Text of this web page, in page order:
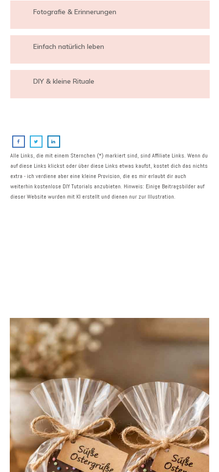
Alle Links, die mit einem Sternchen (*) markiert sind, sind Affiliate Links. Wenn du
auf diese Links klickst oder über diese Links etwas kaufst, kostet dich das nichts
extra - ich verdiene aber eine kleine Provision, die es mir erlaubt dir auch
weiterhin kostenlose DIY Tutorials anzubieten. Hinweis: Einige Beitragsbilder auf
dieser Website wurden mit KI erstellt und dienen nur zur Illustration.
Fotografie & Erinnerungen
Einfach natürlich leben
DIY & kleine Rituale